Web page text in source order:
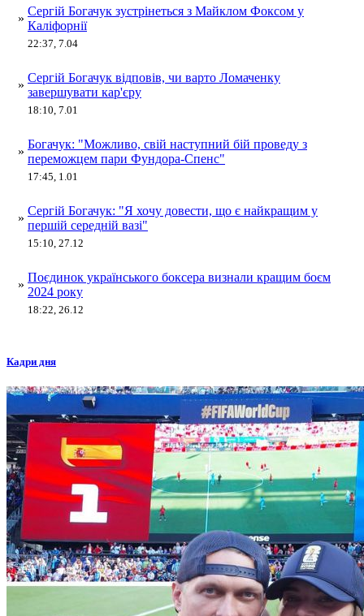
»
Сергій Богачук зустрінеться з Майклом Фоксом у
Каліфорнії
22:37, 7.04
»
Сергій Богачук відповів, чи варто Ломаченку
завершувати кар'єру
18:10, 7.01
»
Богачук: "Можливо, свій наступний бій проведу з
переможцем пари Фундора-Спенс"
17:45, 1.01
»
Сергій Богачук: "Я хочу довести, що є найкращим у
першій середній вазі"
15:10, 27.12
»
Поєдинок українського боксера визнали кращим боєм
2024 року
18:22, 26.12
Кадри дня